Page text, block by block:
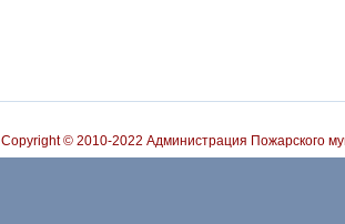
Copyright © 2010-2022 Администрация Пожарского